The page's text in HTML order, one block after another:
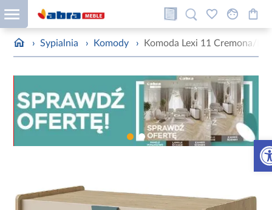
› Sypialnia › Komody › Komoda Lexi 11 Cremona/